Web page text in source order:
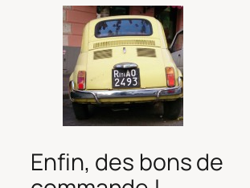
Enfin, des bons de